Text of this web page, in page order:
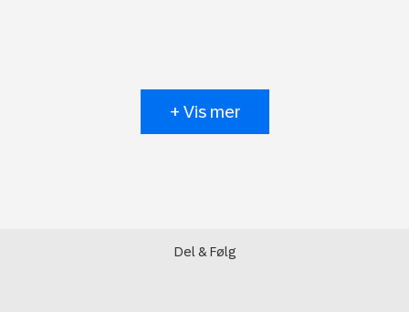
+ Vis mer
Del & Følg